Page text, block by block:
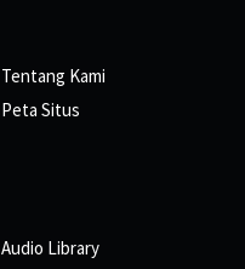
Tentang Kami
Peta Situs
Audio Library